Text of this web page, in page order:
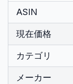
ASIN
現在価格
カテゴリ
メーカー